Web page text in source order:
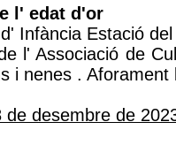
l' edat d'or
Infància Estació
l' Associació de
i nenes . Aforament
de desembre de